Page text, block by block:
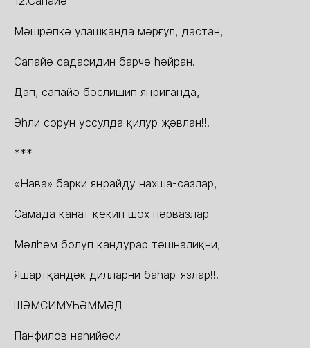
Мəшрəпкə улашқанда мəрғул, дастан,
Сапайə садасидин барчə һəйран.
Дап, сапайə бəслишип яңриғанда,
Əһли сорун уссулда қилур җəвлан!!!
***
«Нава» барки яңрайду нахша-сазлар,
Самада қанат қеқип шох пəрвазлар.
Мəлһəм болуп қандурар тəшналиқни,
Яшартқандəк дилларни баһар-язлар!!!
ШӘМСИМУҺӘММӘД
Панфилов наһийәси